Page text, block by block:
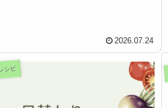
2026.07.24
シピ